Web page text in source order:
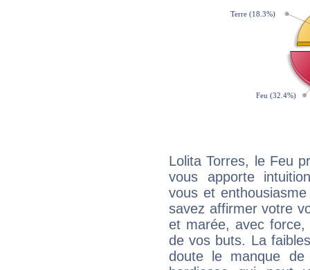
Lolita Torres, le Feu
vous apporte
vous et
savez affirmer votre
et marée, avec
de vos buts. La
doute le manque